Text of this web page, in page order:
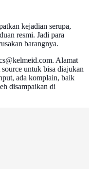
kejadian serupa,
resmi. Jadi para
barangnya.
Alamat
untuk bisa diajukan
ada komplain, baik
disampaikan di